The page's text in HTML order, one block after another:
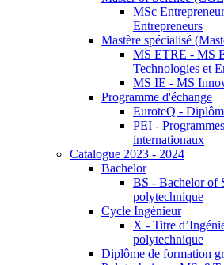
MSc
Entrepreneurs
Mastère spécialisé
MS ETRE - MS
Technologies et
MS IE - MS
Programme d'échange
EuroteQ -
PEI -
internationaux
Catalogue 2023 - 2024
Bachelor
BS - Bachelor of
polytechnique
Cycle Ingénieur
X - Titre
polytechnique
Diplôme de formation